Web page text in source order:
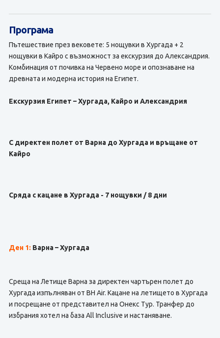
Програма
Пътешествие през вековете: 5 нощувки в Хургада + 2
нощувки в Кайро с възможност за екскурзия до Александрия.
Комбинация от почивка на Червено море и опознаване на
древната и модерна история на Египет.
Екскурзия Египет – Хургада, Кайро и Александрия
С директен полет от Варна до Хургада и връщане от
Кайро
Сряда с кацане в Хургада - 7 нощувки / 8 дни
Ден 1: Варна – Хургада
Среща на Летище Варна за директен чартърен полет до
Хургада изпълняван от BH Air. Кацане на летището в Хургада
и посрещане от представител на Онекс Тур. Транфер до
избрания хотел на база All Inclusive и настаняване.